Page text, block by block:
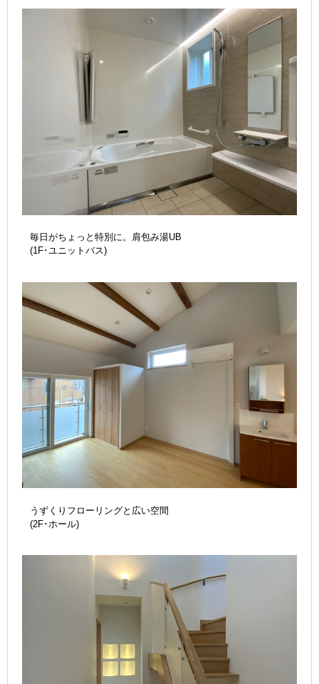
毎日がちょっと特別に。肩包み湯UB
(1F･ユニットバス)
うずくりフローリングと広い空間
(2F･ホール)